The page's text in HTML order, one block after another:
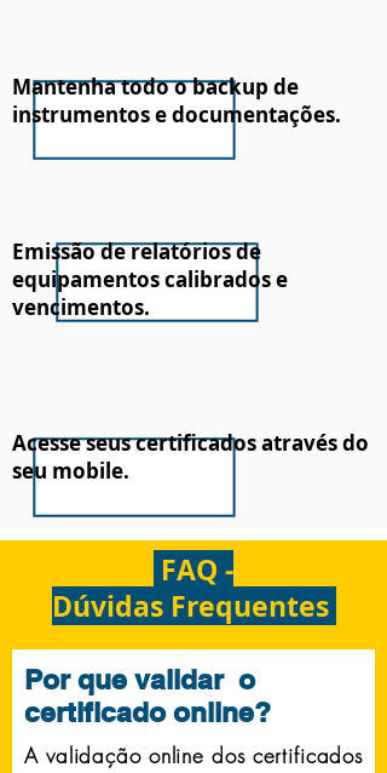
Mantenha todo o backup de
instrumentos e documentações.
Emissão de relatórios de
equipamentos calibrados e
vencimentos.
Acesse seus certificados através do
seu mobile.
FAQ -
Dúvidas Frequentes
Por que validar o
certificado online?
A validação online dos certificados